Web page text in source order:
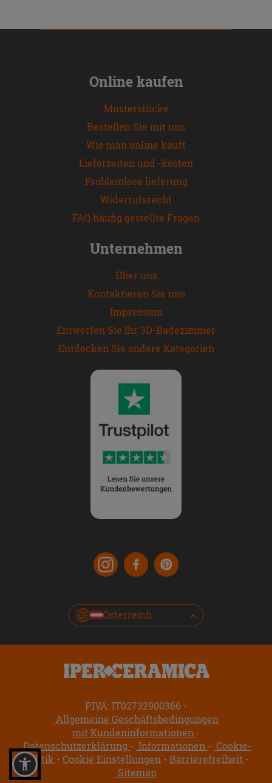
Online kaufen
Musterstücke
Bestellen Sie mit uns
Wie man online kauft
Lieferzeiten und -kosten
Problemlose lieferung
Widerrufsrecht
FAQ häufig gestellte Fragen
Unternehmen
Über uns
Kontaktieren Sie uns
Impressum
Entwerfen Sie Ihr 3D-Badezimmer
Entdecken Sie andere Kategorien
Österreich
P.IVA: IT02732900366
Allgemeine Geschäftsbedingungen
mit Kundeninformationen
Datenschutzerklärung
Informationen
Cookie-
Politik
Cookie Einstellungen
Barrierefreiheit
Sitemap